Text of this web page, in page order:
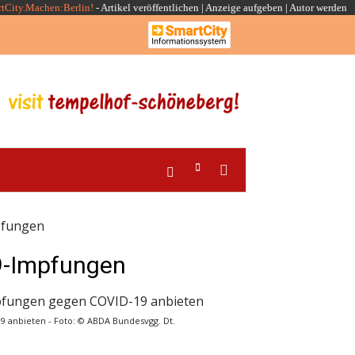
-Artikel veröffentlichen | Anzeige aufgeben | Autor werden
Impfungen
anbieten - Foto: © ABDA Bundesvgg. Dt.